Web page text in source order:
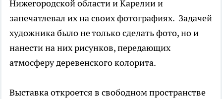
Нижегородской области и Карелии и
запечатлевал их на своих фотографиях. Задачей
художника было не только сделать фото, но и
нанести на них рисунков, передающих
атмосферу деревенского колорита.
Выставка откроется в свободном пространстве